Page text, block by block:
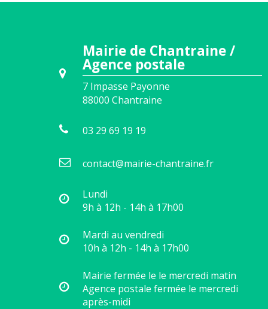
Mairie de Chantraine /
Agence postale
7 Impasse Payonne
88000 Chantraine
03 29 69 19 19
contact@mairie-chantraine.fr
Lundi
9h à 12h - 14h à 17h00
Mardi au vendredi
10h à 12h - 14h à 17h00
Mairie fermée le le mercredi matin
Agence postale fermée le mercredi
après-midi